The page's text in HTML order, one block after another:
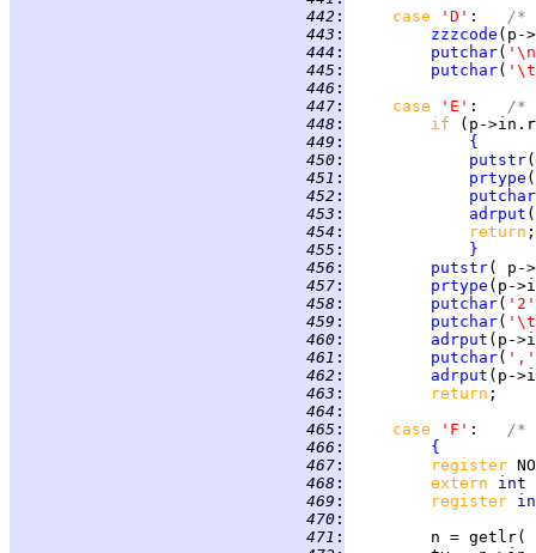
442 : case 'D' :
/*
443 : zzzcode
444 : putchar(
445 : putchar(
446 :
447 : case 'E' :
/*
448 : if
(p-
449 :
{
450 : putstr
451 :
prtype
452 :
putchar
453 :
adrput
454 :
return
455 :
}
456 : putstr( p-
457 :
prtype
458 : putchar( '2'
459 : putchar(
460 :
adrput
461 : putchar( ','
462 :
adrput
463 : return
464 :
465 : case 'F' :
/*
466 :
{
467 :
register
468 : extern int
469 : register
470 :
471 :
n =